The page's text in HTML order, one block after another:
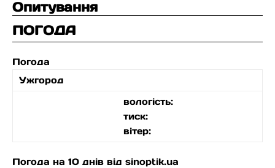
Опитування
ПОГОДА
Погода
Ужгород
вологість:
тиск:
вітер:
Погода на 10 днів від sinoptik.ua